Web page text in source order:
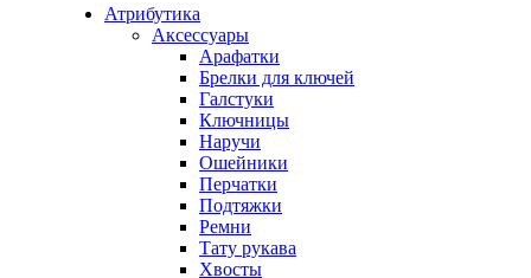
Атрибутика
Аксессуары
Арафатки
Брелки для ключей
Галстуки
Ключницы
Наручи
Ошейники
Перчатки
Подтяжки
Ремни
Тату рукава
Хвосты